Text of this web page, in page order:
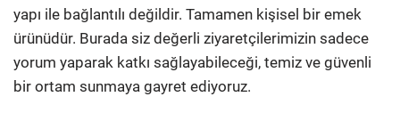
yapı ile bağlantılı değildir. Tamamen kişisel bir emek
ürünüdür. Burada siz değerli ziyaretçilerimizin sadece
yorum yaparak katkı sağlayabileceği, temiz ve güvenli
bir ortam sunmaya gayret ediyoruz.